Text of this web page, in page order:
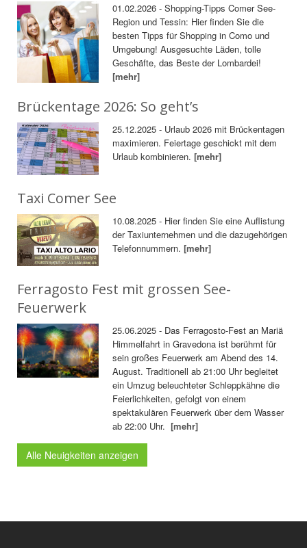
01.02.2026 - Shopping-Tipps Comer See-
Region und Tessin: Hier finden Sie die
besten Tipps für Shopping in Como und
Umgebung! Ausgesuchte Läden, tolle
Geschäfte, das Beste der Lombardei!
[mehr]
Brückentage 2026: So geht’s
25.12.2025 - Urlaub 2026 mit Brückentagen
maximieren. Feiertage geschickt mit dem
Urlaub kombinieren.[mehr]
Taxi Comer See
10.08.2025 - Hier finden Sie eine Auflistung
der Taxiunternehmen und die dazugehörigen
Telefonnummern.[mehr]
Ferragosto Fest mit grossen See-
Feuerwerk
25.06.2025 - Das Ferragosto-Fest an Mariä
Himmelfahrt in Gravedona ist berühmt für
sein großes Feuerwerk am Abend des 14.
August. Traditionell ab 21:00 Uhr begleitet
ein Umzug beleuchteter Schleppkähne die
Feierlichkeiten, gefolgt von einem
spektakulären Feuerwerk über dem Wasser
ab 22:00 Uhr.[mehr]
Alle Neuigkeiten anzeigen